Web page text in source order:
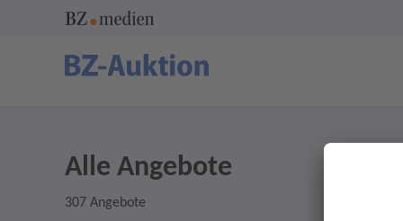
Alle Angebote
307 Angebote